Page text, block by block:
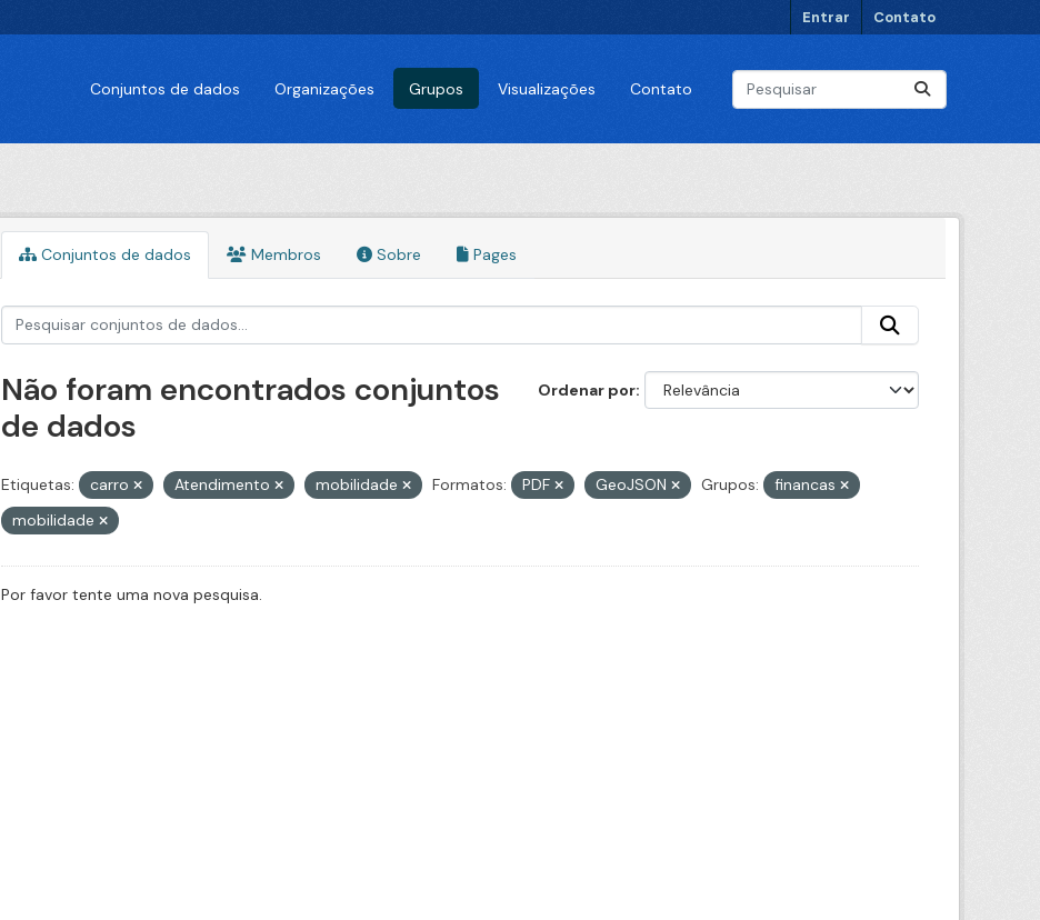
Entrar Contato
Conjuntos de dados Organizações Grupos Visualizações Contato
Conjuntos de dados Membros Sobre Pages
Ordenar por
Não foram encontrados conjuntos
de dados
Etiquetas: carro Atendimento mobilidade Formatos: PDF GeoJSON Grupos:
financas
mobilidade
Por favor tente uma nova pesquisa.